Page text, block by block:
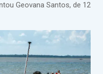
Geovana Santos, de 12